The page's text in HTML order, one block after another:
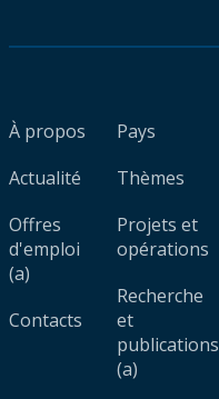
À propos
Actualité
Offres
d'emploi
(a)
Contacts
Pays
Thèmes
Projets et
opérations
Recherche
et
publications
(a)